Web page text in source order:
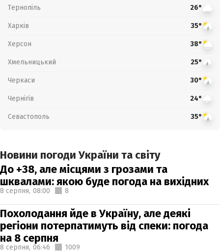
Тернопіль 26°
Харків 35°
Херсон 38°
Хмельницький 25°
Черкаси 30°
Чернігів 24°
Севастополь 35°
Новини погоди України та світу
До +38, але місцями з грозами та
шквалами: якою буде погода на вихідних
8 серпня, 08:00 8
Похолодання йде в Україну, але деякі
регіони потерпатимуть від спеки: погода
на 8 серпня
8 серпня, 06:46 1009